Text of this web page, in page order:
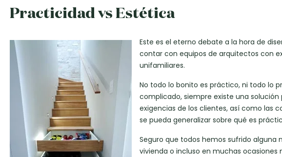
Practicidad vs Estética
Este es el eterno debate a la hora de
contar con equipos de arquitectos con
unifamiliares.
No todo lo bonito es práctico, ni todo lo
complicado, siempre existe una
exigencias de los clientes, así como las
se pueda generalizar sobre qué es
Seguro que todos hemos sufrido alguna
vivienda o incluso en muchas